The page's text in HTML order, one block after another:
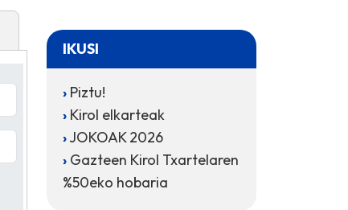
IKUSI
Piztu!
Kirol elkarteak
JOKOAK 2026
Gazteen Kirol Txartelaren
%50eko hobaria